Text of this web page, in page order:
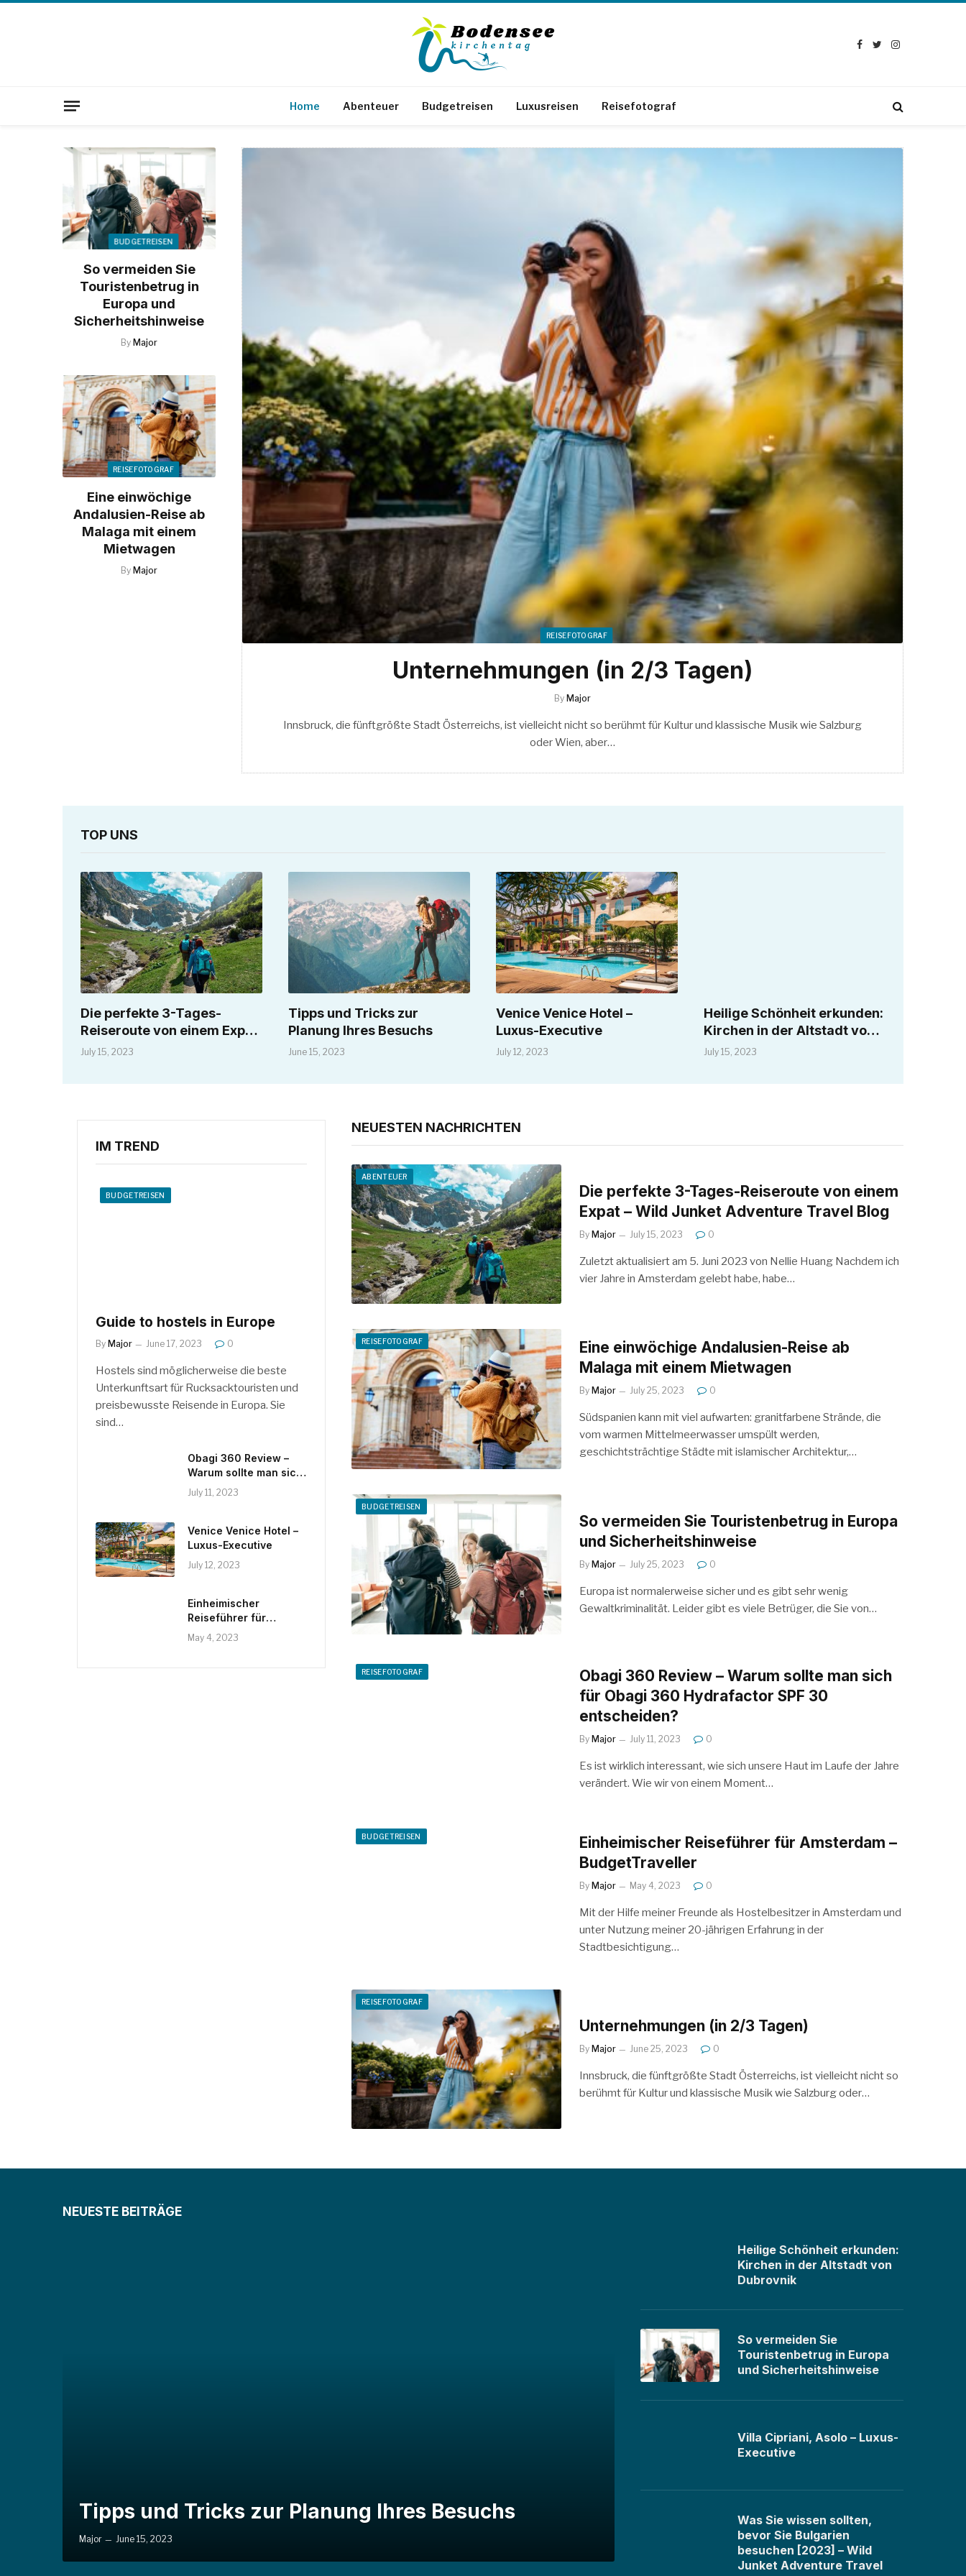
Facebook
TwitterInstagram
Home Abenteuer Budgetreisen Luxusreisen Reisefotograf
BUDGETREISEN
So vermeiden Sie
Touristenbetrug in
Europa und
Sicherheitshinweise
By Major
REISEFOTOGRAF
Eine einwöchige
Andalusien-Reise ab
Malaga mit einem
Mietwagen
By Major
REISEFOTOGRAF
Unternehmungen (in 2/3 Tagen)
By Major
Innsbruck, die fünftgrößte Stadt Österreichs, ist vielleicht nicht so berühmt für Kultur und klassische Musik wie Salzburg
oder Wien, aber…
TOP UNS
Die perfekte 3-Tages-
Reiseroute von einem Expat
– Wild Junket Adventure
July 15, 2023
Tipps und Tricks zur
Planung Ihres Besuchs
June 15, 2023
Venice Venice Hotel –
Luxus-Executive
July 12, 2023
Heilige Schönheit erkunden:
Kirchen in der Altstadt von
Dubrovnik
July 15, 2023
IM TREND
BUDGETREISEN
Guide to hostels in Europe
By Major June 17, 2023 0
Hostels sind möglicherweise die beste
Unterkunftsart für Rucksacktouristen und
preisbewusste Reisende in Europa. Sie
sind…
Obagi 360 Review –
Warum sollte man sich
für Obagi 360
Hydrafactor SPF 30
July 11, 2023
Venice Venice Hotel –
Luxus-Executive
July 12, 2023
Einheimischer
Reiseführer für
Amsterdam –
BudgetTraveller
May 4, 2023
NEUESTEN NACHRICHTEN
ABENTEUER
Die perfekte 3-Tages-Reiseroute von einem
Expat – Wild Junket Adventure Travel Blog
By Major July 15, 2023 0
Zuletzt aktualisiert am 5. Juni 2023 von Nellie Huang Nachdem ich
vier Jahre in Amsterdam gelebt habe, habe…
REISEFOTOGRAF
Eine einwöchige Andalusien-Reise ab
Malaga mit einem Mietwagen
By Major July 25, 2023 0
Südspanien kann mit viel aufwarten: granitfarbene Strände, die
vom warmen Mittelmeerwasser umspült werden,
geschichtsträchtige Städte mit islamischer Architektur,…
BUDGETREISEN
So vermeiden Sie Touristenbetrug in Europa
und Sicherheitshinweise
By Major July 25, 2023 0
Europa ist normalerweise sicher und es gibt sehr wenig
Gewaltkriminalität. Leider gibt es viele Betrüger, die Sie von…
REISEFOTOGRAF
Obagi 360 Review – Warum sollte man sich
für Obagi 360 Hydrafactor SPF 30
entscheiden?
By Major July 11, 2023 0
Es ist wirklich interessant, wie sich unsere Haut im Laufe der Jahre
verändert. Wie wir von einem Moment…
BUDGETREISEN
Einheimischer Reiseführer für Amsterdam –
BudgetTraveller
By Major May 4, 2023 0
Mit der Hilfe meiner Freunde als Hostelbesitzer in Amsterdam und
unter Nutzung meiner 20-jährigen Erfahrung in der
Stadtbesichtigung…
REISEFOTOGRAF
Unternehmungen (in 2/3 Tagen)
By Major June 25, 2023 0
Innsbruck, die fünftgrößte Stadt Österreichs, ist vielleicht nicht so
berühmt für Kultur und klassische Musik wie Salzburg oder…
NEUESTE BEITRÄGE
Tipps und Tricks zur Planung Ihres Besuchs
Major June 15, 2023
Heilige Schönheit erkunden:
Kirchen in der Altstadt von
Dubrovnik
So vermeiden Sie
Touristenbetrug in Europa
und Sicherheitshinweise
Villa Cipriani, Asolo – Luxus-
Executive
Was Sie wissen sollten,
bevor Sie Bulgarien
besuchen [2023] – Wild
Junket Adventure Travel